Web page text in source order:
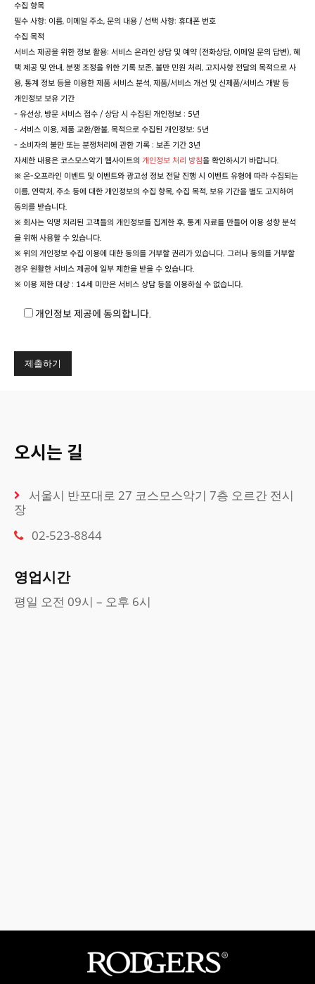
수집 항목
필수 사항: 이름, 이메일 주소, 문의 내용 / 선택 사항: 휴대폰 번호
수집 목적
서비스 제공을 위한 정보 활용: 서비스 온라인 상담 및 예약 (전화상담, 이메일 문의 답변), 혜
택 제공 및 안내, 분쟁 조정을 위한 기록 보존, 불만 민원 처리, 고지사항 전달의 목적으로 사
용, 통계 정보 등을 이용한 제품 서비스 분석, 제품/서비스 개선 및 신제품/서비스 개발 등
개인정보 보유 기간
- 유선상, 방문 서비스 접수 / 상담 시 수집된 개인정보 : 5년
- 서비스 이용, 제품 교환/환불, 목적으로 수집된 개인정보: 5년
- 소비자의 불만 또는 분쟁처리에 관한 기록 : 보존 기간 3년
자세한 내용은 코스모스악기 웹사이트의 개인정보 처리 방침을 확인하시기 바랍니다.
※ 온-오프라인 이벤트 및 이벤트와 광고성 정보 전달 진행 시 이벤트 유형에 따라 수집되는
이름, 연락처, 주소 등에 대한 개인정보의 수집 항목, 수집 목적, 보유 기간을 별도 고지하여
동의를 받습니다.
※ 회사는 익명 처리된 고객들의 개인정보를 집계한 후, 통계 자료를 만들어 이용 성향 분석
을 위해 사용할 수 있습니다.
※ 위의 개인정보 수집 이용에 대한 동의를 거부할 권리가 있습니다. 그러나 동의를 거부할
경우 원활한 서비스 제공에 일부 제한을 받을 수 있습니다.
※ 이용 제한 대상 : 14세 미만은 서비스 상담 등을 이용하실 수 없습니다.
개인정보 제공에 동의합니다.
오시는 길
서울시 반포대로 27 코스모스악기 7층 오르간 전시
장
02-523-8844
영업시간
평일 오전 09시 – 오후 6시